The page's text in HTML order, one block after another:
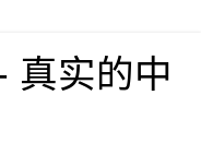
真实的中